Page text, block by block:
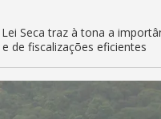
Seca traz à tona a
de fiscalizações eficientes